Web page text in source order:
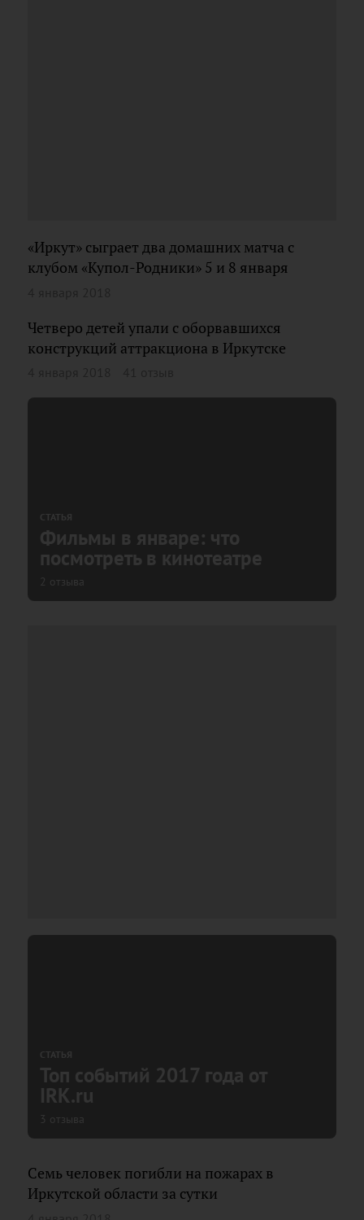
«Иркут» сыграет два домашних матча с
клубом «Купол-Родники» 5 и 8 января
Четверо детей упали с оборвавшихся
конструкций аттракциона в Иркутске
СТАТЬЯ
Фильмы в январе: что
посмотреть в кинотеатре
2 отзыва
СТАТЬЯ
Топ событий 2017 года от
IRK.ru
3 отзыва
Семь человек погибли на пожарах в
Иркутской области за сутки